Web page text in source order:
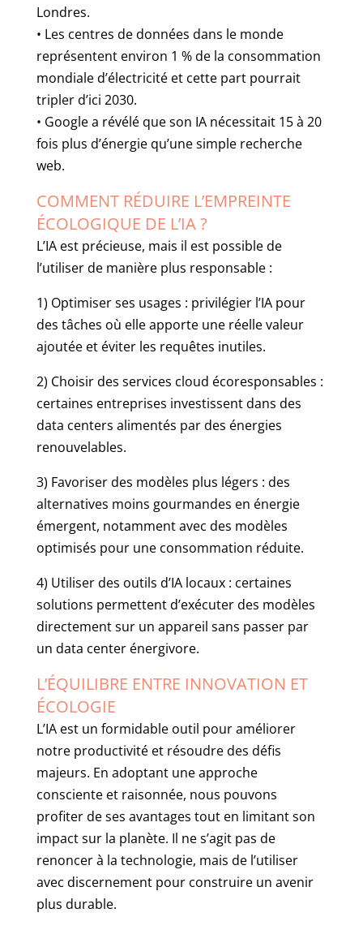
Londres.
• Les centres de données dans le monde
représentent environ 1 % de la consommation
mondiale d’électricité et cette part pourrait
tripler d’ici 2030.
• Google a révélé que son IA nécessitait 15 à 20
fois plus d’énergie qu’une simple recherche
web.
COMMENT RÉDUIRE L’EMPREINTE
ÉCOLOGIQUE DE L’IA ?
L’IA est précieuse, mais il est possible de
l’utiliser de manière plus responsable :
1) Optimiser ses usages : privilégier l’IA pour
des tâches où elle apporte une réelle valeur
ajoutée et éviter les requêtes inutiles.
2) Choisir des services cloud écoresponsables :
certaines entreprises investissent dans des
data centers alimentés par des énergies
renouvelables.
3) Favoriser des modèles plus légers : des
alternatives moins gourmandes en énergie
émergent, notamment avec des modèles
optimisés pour une consommation réduite.
4) Utiliser des outils d’IA locaux : certaines
solutions permettent d’exécuter des modèles
directement sur un appareil sans passer par
un data center énergivore.
L’ÉQUILIBRE ENTRE INNOVATION ET
ÉCOLOGIE
L’IA est un formidable outil pour améliorer
notre productivité et résoudre des défis
majeurs. En adoptant une approche
consciente et raisonnée, nous pouvons
profiter de ses avantages tout en limitant son
impact sur la planète. Il ne s’agit pas de
renoncer à la technologie, mais de l’utiliser
avec discernement pour construire un avenir
plus durable.